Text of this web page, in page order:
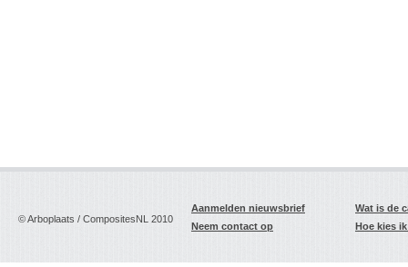
© Arboplaats / CompositesNL 2010
Aanmelden nieuwsbrief
Neem contact op
Wat is de
Hoe kies